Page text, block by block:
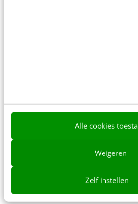
Alle cookies
Weigeren
Zelf instellen
Neem de infographic dan
plaatsten websites alleen de
bronvermelding of link. In een
er een link geplaatst nadat
ons blogbericht wezen. Maar
zonder link kan alsnog tot